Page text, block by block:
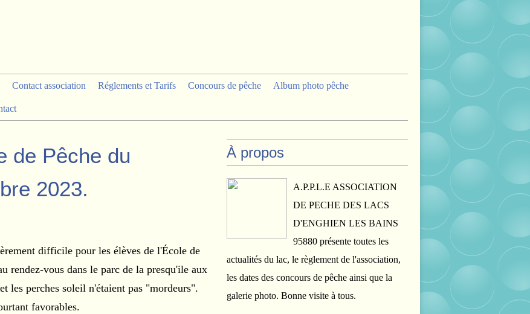
Contact association Réglements et Tarifs Concours de pêche Album photo pêche
de Pêche du
2023.
difficile pour les élèves de l'École de
rendez-vous dans le parc de la presqu'ile aux
les perches soleil n'étaient pas "mordeurs".
favorables.
À propos
A.P.P.L.E ASSOCIATION
DE PECHE DES LACS
D'ENGHIEN LES BAINS
95880 présente toutes les
actualités du lac, le règlement de l'association,
les dates des concours de pêche ainsi que la
galerie photo. Bonne visite à tous.